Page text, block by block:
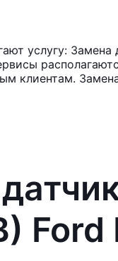
услугу:
клиентам.
Ford